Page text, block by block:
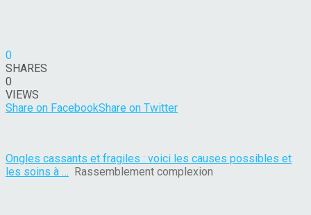
0
SHARES
0
VIEWS
Share on FacebookShare on Twitter
Ongles cassants et fragiles : voici les causes possibles et
les soins à … Rassemblement complexion